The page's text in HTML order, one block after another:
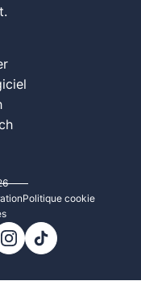
Politique cookie